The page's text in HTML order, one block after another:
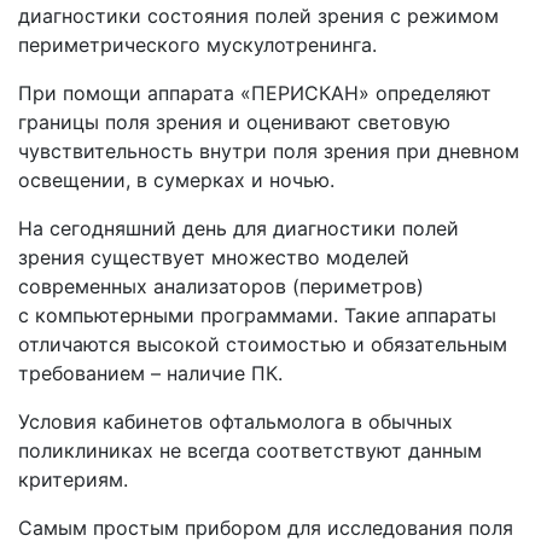
диагностики состояния полей зрения с режимом
периметрического мускулотренинга.
При помощи аппарата «ПЕРИСКАН» определяют
границы поля зрения и оценивают световую
чувствительность внутри поля зрения при дневном
освещении, в сумерках и ночью.
На сегодняшний день для диагностики полей
зрения существует множество моделей
современных анализаторов (периметров)
с компьютерными программами. Такие аппараты
отличаются высокой стоимостью и обязательным
требованием – наличие ПК.
Условия кабинетов офтальмолога в обычных
поликлиниках не всегда соответствуют данным
критериям.
Самым простым прибором для исследования поля